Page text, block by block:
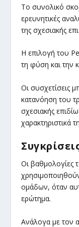
Το συνολικό
ερευνητικές
της σχεσιακής
Η επιλογή του
τη φύση και την
Οι συσχετίσεις
κατανόηση του
σχεσιακής
χαρακτηριστικά
Οι βαθμολογίες
ομάδων, όταν
ερώτημα.
Ανάλογα με τον